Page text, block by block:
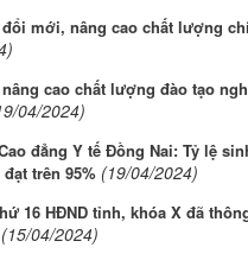
mới, nâng cao chất lượng
cao chất lượng đào tạo
04/2024)
đẳng Y tế Đồng Nai: Tỷ lệ
trên 95% (19/04/2024)
16 HĐND tỉnh, khóa X đã
(15/04/2024)